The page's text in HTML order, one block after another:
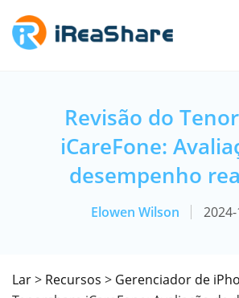
Revisão do
iCareFone:
desempenho
Elowen Wilson
Lar> Recursos > Gerenciador de